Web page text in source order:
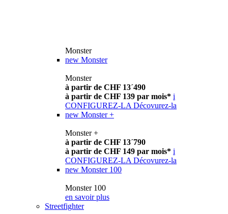
Monster
new Monster
Monster
à partir de CHF 13´490
à partir de CHF 139 par mois* i
CONFIGUREZ-LA Décovurez-la
new Monster +
Monster +
à partir de CHF 13´790
à partir de CHF 149 par mois* i
CONFIGUREZ-LA Décovurez-la
new Monster 100
Monster 100
en savoir plus
Streetfighter